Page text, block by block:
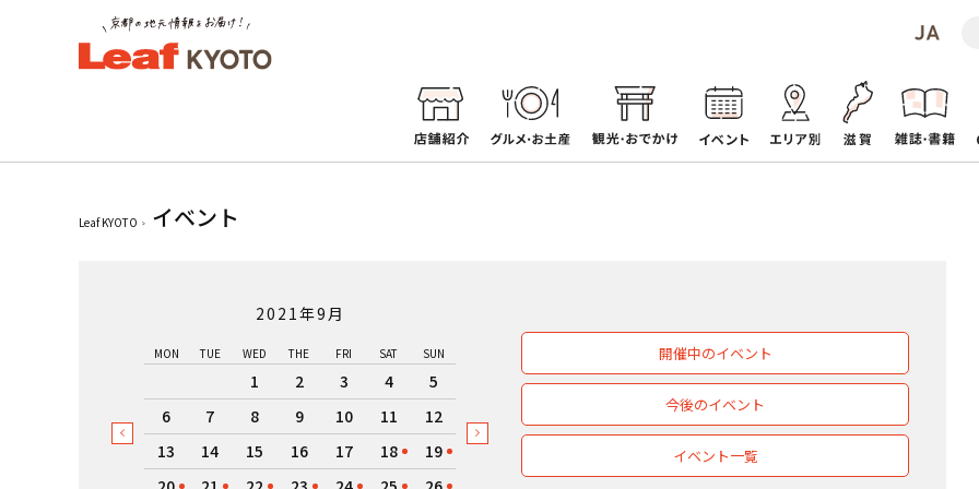
Leaf KYOTO イベント
2021年9月
MON TUE WED THE FRI SAT SUN
1 2 3 4
5
6
7 8 9 10 11
12
13
14 15 16 17 18
19
開催中のイベント
今後のイベント
イベント一覧